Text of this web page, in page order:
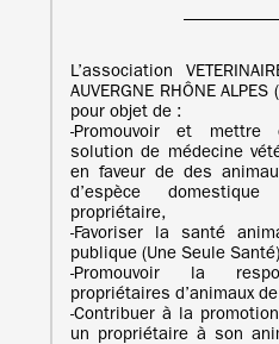
L’association
AUVERGNE RHÔNE ALPES
pour objet de :
‐Promouvoir et
solution de médecine
en faveur de des
d’espèce
propriétaire,
‐Favoriser la santé
publique (Une Seule
‐Promouvoir la
propriétaires d’animaux
‐Contribuer à la
un propriétaire à son